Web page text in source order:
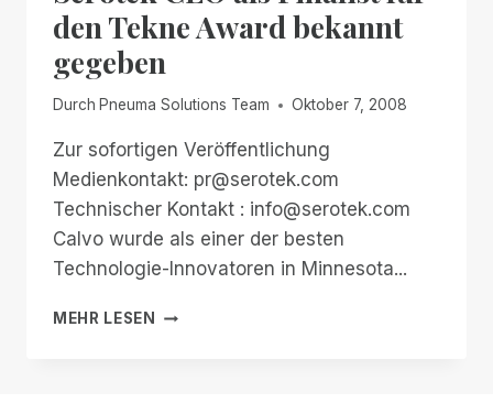
den Tekne Award bekannt
gegeben
Durch Pneuma Solutions Team Oktober 7, 2008
Zur sofortigen Veröffentlichung
Medienkontakt: pr@serotek.com
Technischer Kontakt : info@serotek.com
Calvo wurde als einer der besten
Technologie-Innovatoren in Minnesota...
MEHR LESEN
SEROTEK